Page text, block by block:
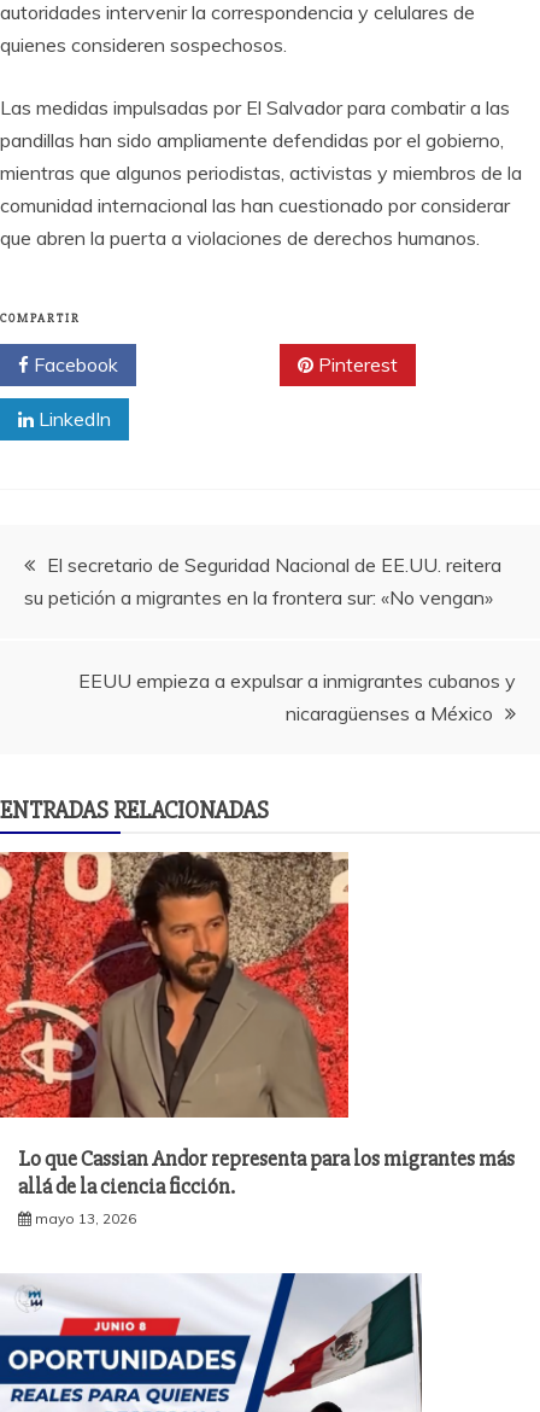
autoridades intervenir la correspondencia y celulares de
quienes consideren sospechosos.
Las medidas impulsadas por El Salvador para combatir a las
pandillas han sido ampliamente defendidas por el gobierno,
mientras que algunos periodistas, activistas y miembros de la
comunidad internacional las han cuestionado por considerar
que abren la puerta a violaciones de derechos humanos.
COMPARTIR
Facebook Pinterest
LinkedIn
Navegación
de
entradas
El secretario de Seguridad Nacional de EE.UU. reitera
su petición a migrantes en la frontera sur: «No vengan»
EEUU empieza a expulsar a inmigrantes cubanos y
nicaragüenses a México
ENTRADAS RELACIONADAS
Lo que Cassian Andor representa para los migrantes más
allá de la ciencia ficción.
mayo 13, 2026